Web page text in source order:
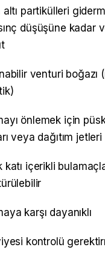
altı partikülleri
düşüşüne kadar
venturi boğazı
önlemek için
veya dağıtım
katı içerikli
karşı dayanıklı
kontrolü